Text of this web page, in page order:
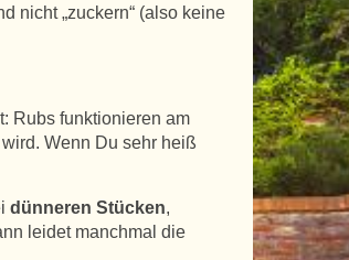
nicht „zuckern“ (also keine
Rubs funktionieren am
Wenn Du sehr heiß
dünneren Stücken,
leidet manchmal die